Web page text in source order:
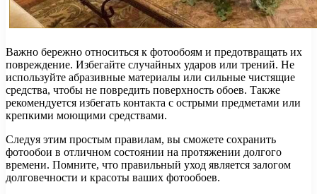
Важно бережно относиться к фотообоям и предотвращать их
повреждение. Избегайте случайных ударов или трений. Не
используйте абразивные материалы или сильные чистящие
средства, чтобы не повредить поверхность обоев. Также
рекомендуется избегать контакта с острыми предметами или
крепкими моющими средствами.
Следуя этим простым правилам, вы сможете сохранить
фотообои в отличном состоянии на протяжении долгого
времени. Помните, что правильный уход является залогом
долговечности и красоты ваших фотообоев.